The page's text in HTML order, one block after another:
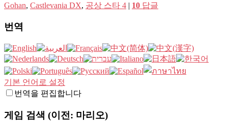
Gohan, Castlevania DX, 공상 스타 4 | 10 답글
번역
기본 언어로 설정
번역을 편집합니다
게임 검색 (이전: 마리오)